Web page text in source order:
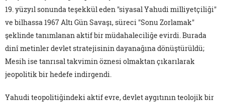
19. yüzyıl sonunda teşekkül eden "siyasal Yahudi milliyetçiliği"
ve bilhassa 1967 Altı Gün Savaşı, süreci "Sonu Zorlamak"
şeklinde tanımlanan aktif bir müdahaleciliğe evirdi. Burada
dinî metinler devlet stratejisinin dayanağına dönüştürüldü;
Mesih ise tanrısal takvimin öznesi olmaktan çıkarılarak
jeopolitik bir hedefe indirgendi.
Yahudi teopolitiğindeki aktif evre, devlet aygıtının teolojik bir